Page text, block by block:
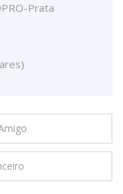
Prata